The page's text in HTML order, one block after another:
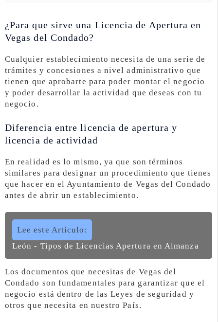
¿Para que sirve una Licencia de Apertura en
Vegas del Condado?
Cualquier establecimiento necesita de una serie de
trámites y concesiones a nivel administrativo que
tienen que aprobarte para poder montar el negocio
y poder desarrollar la actividad que deseas con tu
negocio.
Diferencia entre licencia de apertura y
licencia de actividad
En realidad es lo mismo, ya que son términos
similares para designar un procedimiento que tienes
que hacer en el Ayuntamiento de Vegas del Condado
antes de abrir un establecimiento.
Lee este Artículo:
León - Tipos de Licencias Apertura en Almanza
Los documentos que necesitas de Vegas del
Condado son fundamentales para garantizar que el
negocio está dentro de las Leyes de seguridad y
otros que necesita en nuestro País.